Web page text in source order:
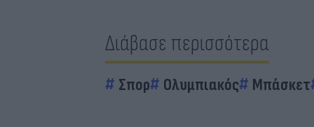
Διάβασε περισσότερα
Σπορ Ολυμπιακός Μπάσκετ